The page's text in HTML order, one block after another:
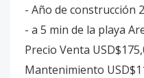
- Año de construcción
- a 5 min de la playa
Precio Venta
Mantenimiento